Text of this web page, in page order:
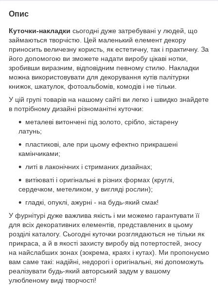
Опис
Куточки-накладки сьогодні дуже затребувані у людей, що
займаються творчістю. Цей маленький елемент декору
приносить величезну користь, як естетичну, так і практичну. За
його допомогою ви зможете надати виробу цікаві нотки,
зробивши виразним, відповідним певному стилю. Накладки
можна використовувати для декорування кутів палітурки
книжок, шкатулок, фотоальбомів, комодів і не тільки.
У цій групі товарів на нашому сайті ви легко і швидко знайдете
в потрібному дизайні різноманітні куточки:
металеві витончені під золото, срібло, зістарену
латунь;
пластикові, але при цьому ефектно прикрашені
камінчиками;
литі в лаконічних і стриманих дизайнах;
витіюваті і оригінальні в різних формах (круглі,
сердечком, метеликом, у вигляді рослин);
гладкі, опуклі, ажурні - на будь-який смак!
У фурнітурі дуже важлива якість і ми можемо гарантувати її
для всіх декоративних елементів, представлених в цьому
розділі каталогу. Сьогодні куточки розглядаються не тільки як
прикраса, а й в якості захисту виробу від потертостей, зносу
на найслабших зонах (зокрема, краях і кутах). Ми пропонуємо
вам саме такі: надійні, недорогі і оригінальні, які допоможуть
реалізувати будь-який авторський задум у вашому
улюбленому виді творчості!